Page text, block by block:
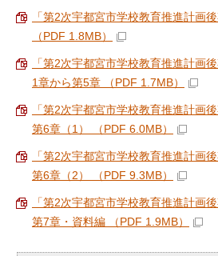
「第2次宇都宮市学校教育推進計画
（PDF 1.8MB）
「第2次宇都宮市学校教育推進計画
1章から第5章 （PDF 1.7MB）
「第2次宇都宮市学校教育推進計画
第6章（1） （PDF 6.0MB）
「第2次宇都宮市学校教育推進計画
第6章（2） （PDF 9.3MB）
「第2次宇都宮市学校教育推進計画
第7章・資料編 （PDF 1.9MB）